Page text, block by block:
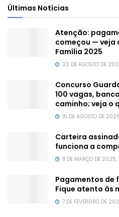
Últimas Notícias
Atenção:
começou — veja
Família 2025
22 DE AGOSTO DE
Concurso
100 vagas,
caminho; veja o
15 DE AGOSTO DE
Carteira
funciona a
11 DE MARÇO DE 2025,
Pagamentos de
Fique atento às
7 DE FEVEREIRO DE